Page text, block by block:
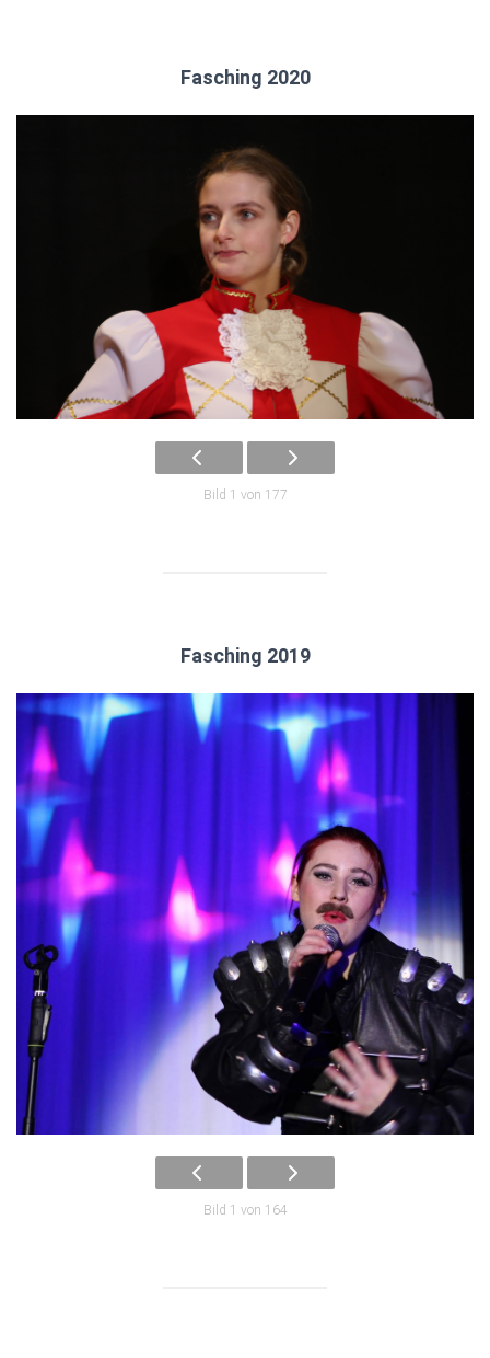
Fasching 2020
Bild 1 von 177
Fasching 2019
Bild 1 von 164